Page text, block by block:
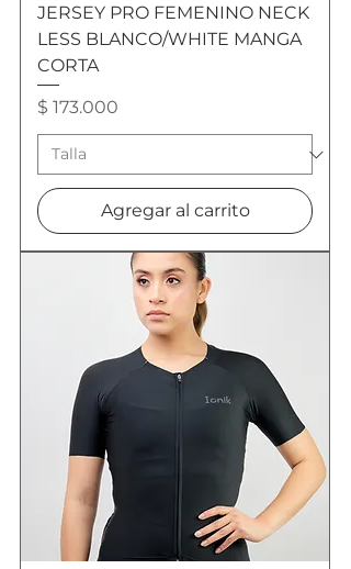
JERSEY PRO FEMENINO NECK
LESS BLANCO/WHITE MANGA
CORTA
Precio
$ 173.000
Agregar al carrito